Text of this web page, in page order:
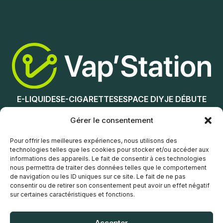
Gérer le consentement
Pour offrir les meilleures expériences, nous utilisons des
technologies telles que les cookies pour stocker et/ou accéder aux
informations des appareils. Le fait de consentir à ces technologies
nous permettra de traiter des données telles que le comportement
de navigation ou les ID uniques sur ce site. Le fait de ne pas
consentir ou de retirer son consentement peut avoir un effet négatif
sur certaines caractéristiques et fonctions.
Choix des options
E-LIQUIDESE-CIGARETTESESPACE DIYJE DÉBUTE
NOS MAGASINS
Service client